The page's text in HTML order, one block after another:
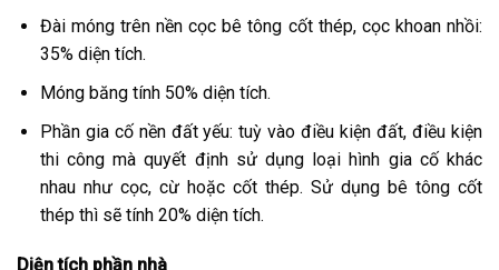
Đài móng trên nền cọc bê tông cốt thép, cọc khoan nhồi:
35% diện tích.
Móng băng tính 50% diện tích.
Phần gia cố nền đất yếu: tuỳ vào điều kiện đất, điều kiện
thi công mà quyết định sử dụng loại hình gia cố khác
nhau như cọc, cừ hoặc cốt thép. Sử dụng bê tông cốt
thép thì sẽ tính 20% diện tích.
Diện tích phần nhà